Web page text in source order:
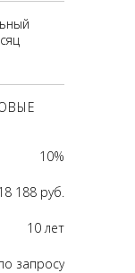
10%
188 руб.
10 лет
запросу